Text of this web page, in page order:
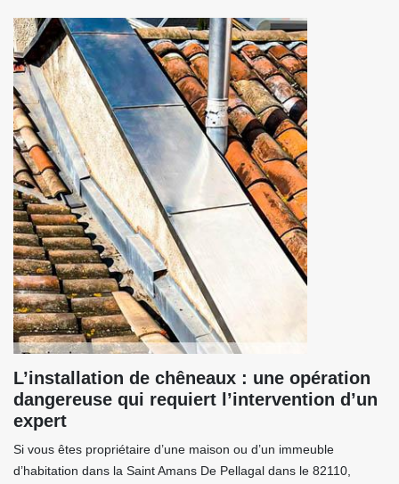
L’installation de chêneaux : une opération
dangereuse qui requiert l’intervention d’un
expert
Si vous êtes propriétaire d’une maison ou d’un immeuble
d’habitation dans la Saint Amans De Pellagal dans le 82110,